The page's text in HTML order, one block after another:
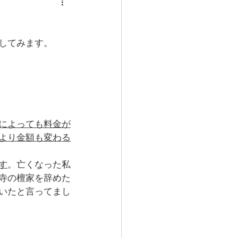
てみます。
よっても料金が
り金額も変わる
。亡くなった私
の檀家を辞めた
たと言ってまし